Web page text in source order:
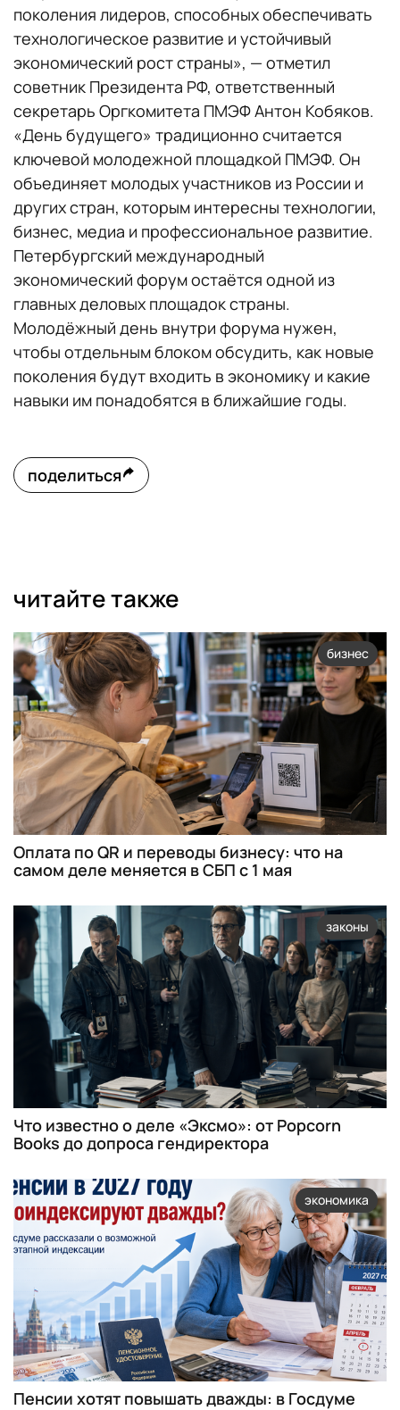
поколения лидеров, способных обеспечивать
технологическое развитие и устойчивый
экономический рост страны», — отметил
советник Президента РФ, ответственный
секретарь Оргкомитета ПМЭФ Антон Кобяков.
«День будущего» традиционно считается
ключевой молодежной площадкой ПМЭФ. Он
объединяет молодых участников из России и
других стран, которым интересны технологии,
бизнес, медиа и профессиональное развитие.
Петербургский международный
экономический форум остаётся одной из
главных деловых площадок страны.
Молодёжный день внутри форума нужен,
чтобы отдельным блоком обсудить, как новые
поколения будут входить в экономику и какие
навыки им понадобятся в ближайшие годы.
поделиться
читайте также
бизнес
Оплата по QR и переводы бизнесу: что на
самом деле меняется в СБП с 1 мая
законы
Что известно о деле «Эксмо»: от Popcorn
Books до допроса гендиректора
экономика
Пенсии хотят повышать дважды: в Госдуме